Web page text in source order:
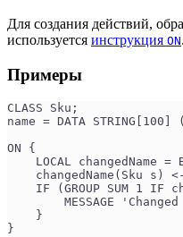
Для создания действий,
используется инструкция ON.
Примеры
CLASS Sku;
name = DATA STRING[100]
ON {
LOCAL changedName =
changedName(Sku s)
IF (GROUP SUM 1 IF
MESSAGE
    }
}